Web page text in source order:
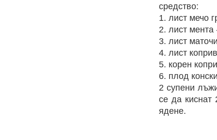
средство:
1. лист мечо
2. лист мента
3. лист
4. лист
5. корен
6. плод
2 супени
се да киснат
ядене.